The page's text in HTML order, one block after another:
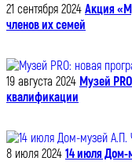
21 сентября 2024 Акция
членов их семей
19 августа 2024 Музей
квалификации
8 июля 2024 14 июля Дом-